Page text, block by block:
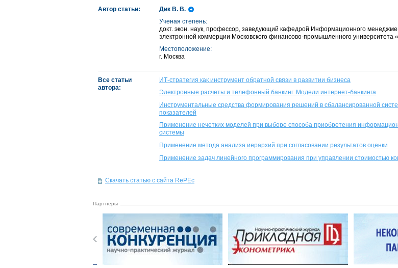
Автор статьи:
Дик В. В.
Ученая степень:
докт. экон. наук, профессор, заведующий кафедрой Информационного
электронной коммерции Московского финансово-промышленного университета
Местоположение:
г. Москва
Все статьи
автора:
ИТ-стратегия как инструмент обратной связи в развитии бизнеса
Электронные расчеты и телефонный банкинг. Модели интернет-банкинга
Инструментальные средства формирования решений в сбалансированной
показателей
Применение нечетких моделей при выборе способа приобретения
системы
Применение метода анализа иерархий при согласовании результатов оценки
Применение задач линейного программирования при управлении стоимостью
Скачать статью с сайта RePEc
Партнеры